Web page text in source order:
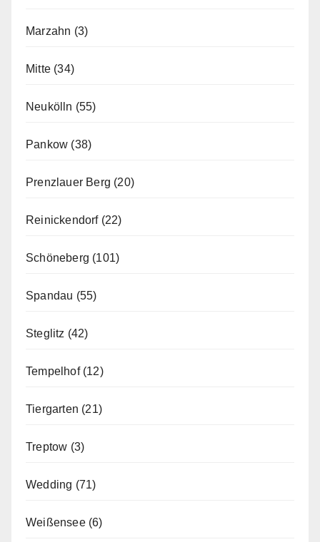
Marzahn (3)
Mitte (34)
Neukölln (55)
Pankow (38)
Prenzlauer Berg (20)
Reinickendorf(22)
Schöneberg (101)
Spandau (55)
Steglitz (42)
Tempelhof(12)
Tiergarten (21)
Treptow (3)
Wedding (71)
Weißensee(6)